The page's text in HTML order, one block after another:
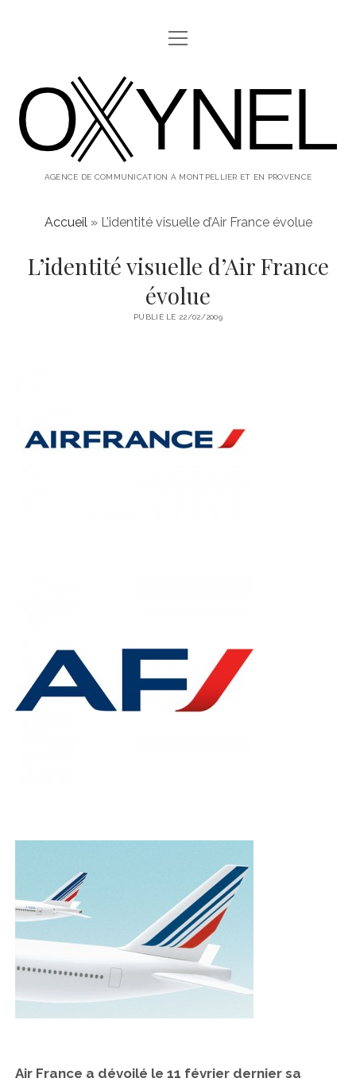
ABOUT
twitterinstagram
linkedin
ouvrir
menu
oxynel,
le
blog
AGENCE DE COMMUNICATION À MONTPELLIER ET EN PROVENCE
Accueil» L’identité visuelle d’Air France évolue
L’identité visuelle d’Air France
évolue
PUBLIÉ LE 22/02/2009
Air France a dévoilé le 11 février dernier sa